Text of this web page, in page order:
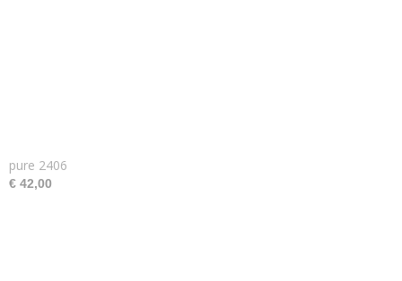
pure 2406
€ 42,00